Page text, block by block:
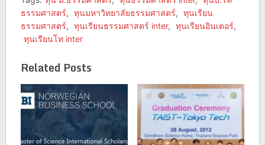
ธรรมศาสตร์, ทุนมหาวิทยาลัยธรรมศาสตร์, ทุนเรียน
ธรรมศาสตร์, ทุนเรียนธรรมศาสตร์ inter, ทุนเรียนอินเตอร์,
ทุนเรียนโท inter
Related Posts